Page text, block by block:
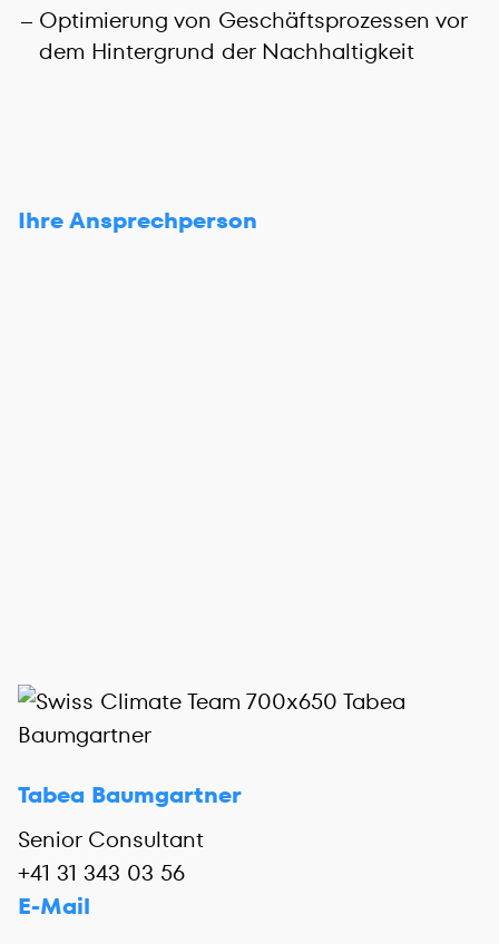
Optimierung von Geschäftsprozessen vor
dem Hintergrund der Nachhaltigkeit
Ihre Ansprechperson
Tabea Baumgartner
Senior Consultant
+41 31 343 03 56
E-Mail